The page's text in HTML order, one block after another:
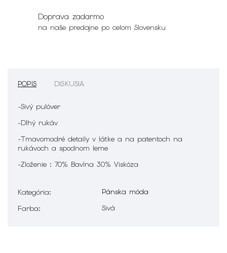
Doprava zadarmo
na naše predajne po celom Slovensku
POPIS DISKUSIA
-Sivý pulóver
-Dlhý rukáv
-Tmavomodré detaily v látke a na patentoch na
rukávoch a spodnom leme
-Zloženie : 70% Bavlna 30% Viskóza
Kategória:
Pánska móda
Farba: Sivá